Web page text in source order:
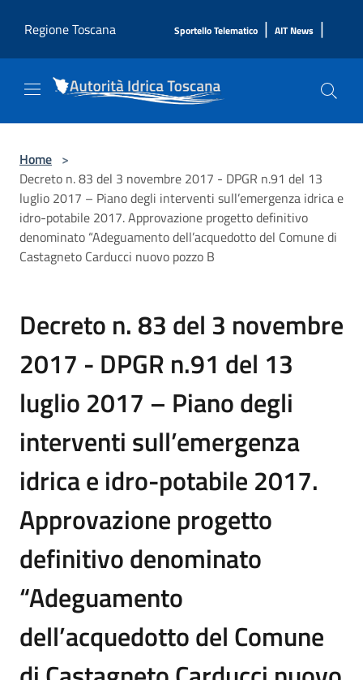
Regione Toscana
Sportello Telematico | AIT News |
Home >
Decreto n. 83 del 3 novembre 2017 - DPGR n.91 del 13
luglio 2017 – Piano degli interventi sull’emergenza idrica e
idro-potabile 2017. Approvazione progetto definitivo
denominato “Adeguamento dell’acquedotto del Comune di
Castagneto Carducci nuovo pozzo B
Decreto n. 83 del 3 novembre
2017 - DPGR n.91 del 13
luglio 2017 – Piano degli
interventi sull’emergenza
idrica e idro-potabile 2017.
Approvazione progetto
definitivo denominato
“Adeguamento
dell’acquedotto del Comune